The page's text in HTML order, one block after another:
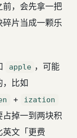
前，会先拿一把
碎片当成一颗乐
apple ，可能
，比如
+ ization
掉一到两块积
文「更费